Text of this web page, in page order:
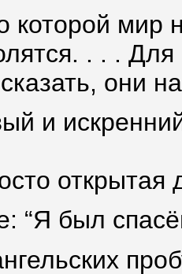
которой мир
. . .
они
и
“Я был